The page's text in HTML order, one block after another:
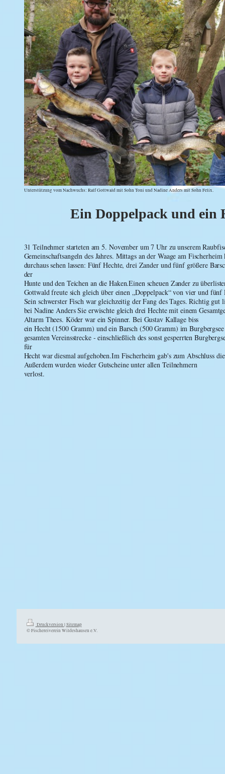
Unterstützung vom Nachwuchs: Ralf Gottwald mit Sohn Toni und Nadine Anders mit Sohn Felix.
Ein Doppelpack und ein
31 Teilnehmer starteten am 5. November um 7 Uhr zu unserem
Gemeinschaftsangeln des Jahres. Mittags an der Waage am
durchaus sehen lassen: Fünf Hechte, drei Zander und fünf größere
der
Hunte und den Teichen an die Haken.Einen scheuen Zander zu
Gottwald freute sich gleich über einen „Doppelpack“ von vier und fünf
Sein schwerster Fisch war gleichzeitig der Fang des Tages. Richtig gut
bei Nadine Anders Sie erwischte gleich drei Hechte mit einem
Altarm Thees. Köder war ein Spinner. Bei Gustav Kallage biss
ein Hecht (1500 Gramm) und ein Barsch (500 Gramm) im
gesamten Vereinsstrecke - einschließlich des sonst gesperrten
für
Hecht war diesmal aufgehoben.Im Fischerheim gab's zum Abschluss
Außerdem wurden wieder Gutscheine unter allen Teilnehmern
verlost.
Druckversion |Sitemap
© Fischereiverein Wildeshausen e.V.